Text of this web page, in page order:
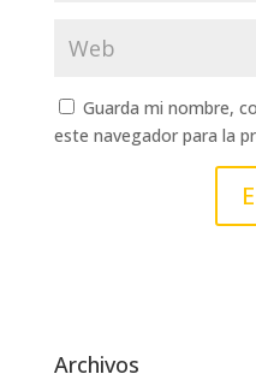
Guarda mi nombre,
este navegador para la
Archivos